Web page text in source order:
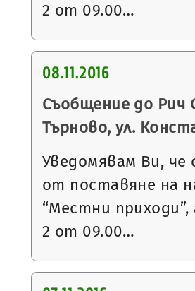
2 от 09.00…
08.11.2016
Съобщение до Рич
Търново, ул.
Уведомявам Ви, че
от поставяне на
“Местни
2 от 09.00…